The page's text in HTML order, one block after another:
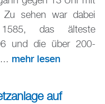
Zu sehen war dabei
das älteste
und die über 200-
mehr lesen
auf